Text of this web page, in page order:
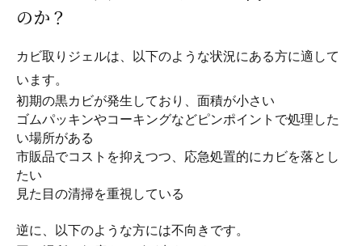
のか？
カビ取りジェルは、以下のような状況にある方に適して
います。
初期の黒カビが発生しており、面積が小さい
ゴムパッキンやコーキングなどピンポイントで処理した
い場所がある
市販品でコストを抑えつつ、応急処置的にカビを落とし
たい
見た目の清掃を重視している
逆に、以下のような方には不向きです。